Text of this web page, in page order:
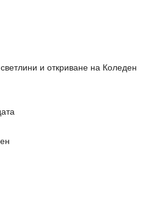
и откриване на Коледен